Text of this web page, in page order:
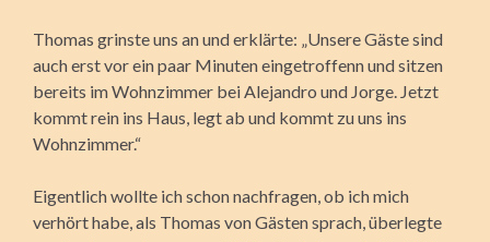
Thomas grinste uns an und erklärte: „Unsere Gäste sind
auch erst vor ein paar Minu­ten eingetroffenn und sitzen
bereits im Wohnzimmer bei Alejandro und Jorge. Jetzt
kommt rein ins Haus, legt ab und kommt zu uns ins
Wohnzimmer.“
Eigentlich wollte ich schon nachfragen, ob ich mich
verhört habe, als Thomas von Gästen sprach, überlegte